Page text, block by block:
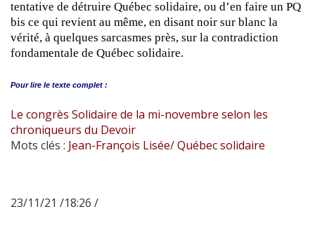
tentative de détruire Québec solidaire, ou d’en faire un PQ
bis ce qui revient au même, en disant noir sur blanc la
vérité, à quelques sarcasmes près, sur la contradiction
fondamentale de Québec solidaire.
Pour lire le texte complet :
Le congrès Solidaire de la mi-novembre selon les
chroniqueurs du Devoir
Mots clés : Jean-François Lisée/Québec solidaire
23/11/21 /18:26 /